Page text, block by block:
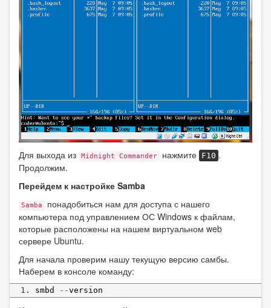
Для выхода из Midnight Commander нажмите F10 .
Продолжим.
Перейдем к настройке Samba
Samba
понадобиться нам для доступа с нашего
компьютера под управлением ОС Windows к файлам,
которые расположены на нашем виртуальном web
сервере Ubuntu.
Для начала проверим нашу текущую версию самбы.
Наберем в консоле команду:
smbd --version